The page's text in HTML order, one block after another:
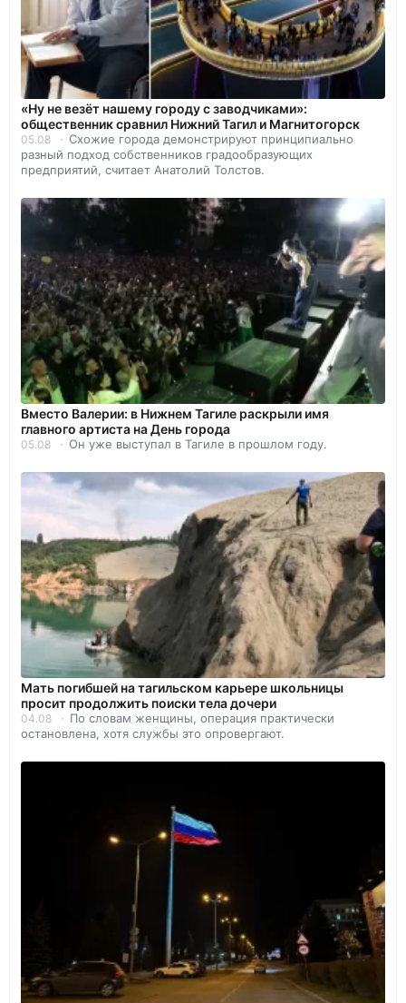
«Ну не везёт нашему городу с заводчиками»:
общественник сравнил Нижний Тагил и Магнитогорск
05.08
Схожие города демонстрируют принципиально
разный подход собственников градообразующих
предприятий, считает Анатолий Толстов.
Вместо Валерии: в Нижнем Тагиле раскрыли имя
главного артиста на День города
05.08 Он уже выступал в Тагиле в прошлом году.
Мать погибшей на тагильском карьере школьницы
просит продолжить поиски тела дочери
04.08
По словам женщины, операция практически
остановлена, хотя службы это опровергают.